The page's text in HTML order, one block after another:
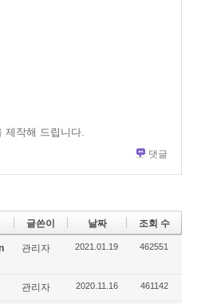
제작해 드립니다.
댓글
글쓴이 날짜 조회 수
관리자 2021.01.19 462551
관리자 2020.11.16 461142